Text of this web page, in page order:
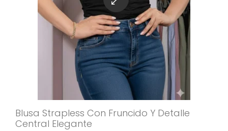
Blusa Strapless Con Fruncido Y Detalle
Central Elegante